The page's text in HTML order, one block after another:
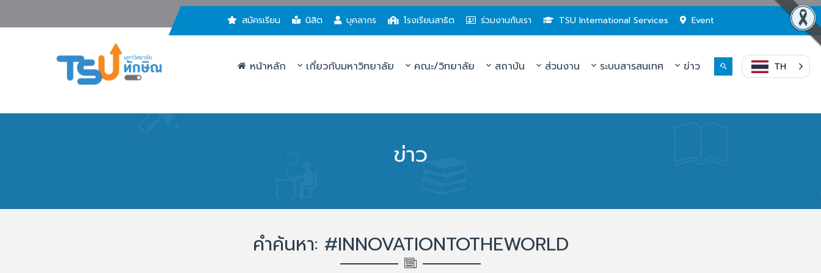
สมัครเรียน นิสิต บุคลากร โรงเรียนสาธิต ร่วมงานกับเรา TSU International Services Event
หน้าหลัก เกี่ยวกับมหาวิทยาลัย คณะ/วิทยาลัย สถาบัน ส่วนงาน ระบบสารสนเทศ ข่าว TH
ข่าว
คำค้นหา: #INNOVATIONTOTHEWORLD